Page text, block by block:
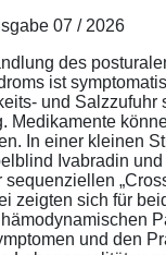
07 / 2026
des
ist
und Salzzufuhr
Medikamente
In einer kleinen
Ivabradin
zeigten sich für
und den